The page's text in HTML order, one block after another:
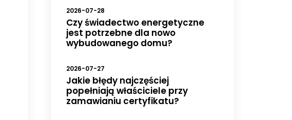
2026-07-28
Czy świadectwo energetyczne
jest potrzebne dla nowo
wybudowanego domu?
2026-07-27
Jakie błędy najczęściej
popełniają właściciele przy
zamawianiu certyfikatu?